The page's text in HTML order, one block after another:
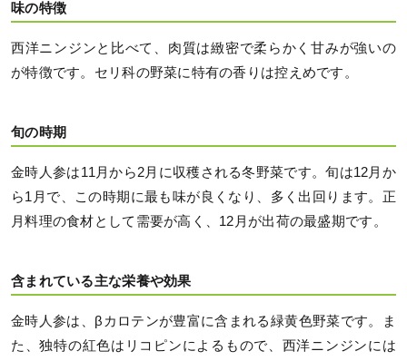
味の特徴
西洋ニンジンと比べて、肉質は緻密で柔らかく甘みが強いの
が特徴です。セリ科の野菜に特有の香りは控えめです。
旬の時期
金時人参は11月から2月に収穫される冬野菜です。旬は12月か
ら1月で、この時期に最も味が良くなり、多く出回ります。正
月料理の食材として需要が高く、12月が出荷の最盛期です。
含まれている主な栄養や効果
金時人参は、βカロテンが豊富に含まれる緑黄色野菜です。ま
た、独特の紅色はリコピンによるもので、西洋ニンジンには